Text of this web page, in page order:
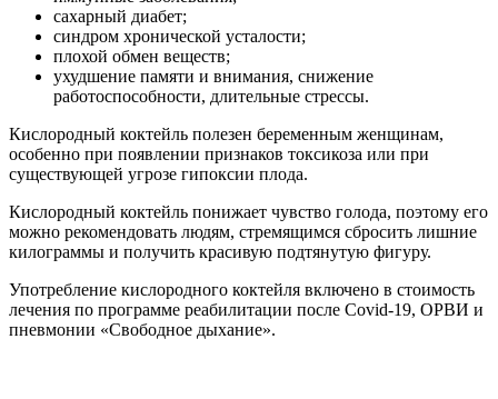
сахарный диабет;
синдром хронической усталости;
плохой обмен веществ;
ухудшение памяти и внимания, снижение
работоспособности, длительные стрессы.
Кислородный коктейль полезен беременным женщинам,
особенно при появлении признаков токсикоза или при
существующей угрозе гипоксии плода.
Кислородный коктейль понижает чувство голода, поэтому его
можно рекомендовать людям, стремящимся сбросить лишние
килограммы и получить красивую подтянутую фигуру.
Употребление кислородного коктейля включено в стоимость
лечения по программе реабилитации после Covid-19, ОРВИ и
пневмонии «Свободное дыхание».